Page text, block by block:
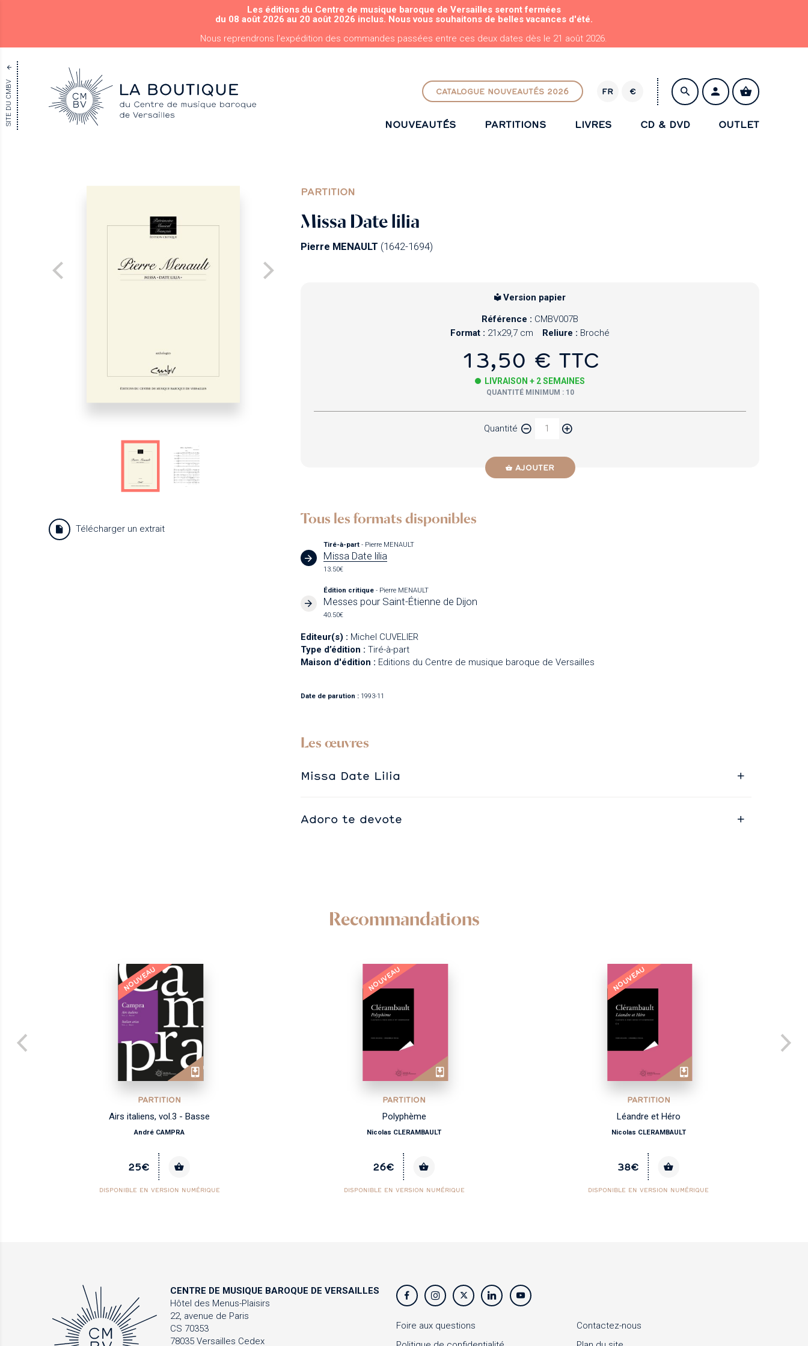
ALLER AU CONTENU PRINCIPAL
Les éditions du Centre de musique baroque de Versailles seront fermées
du 08 août 2026 au 20 août 2026 inclus. Nous vous souhaitons de belles vacances d'été.
Nous reprendrons l'expédition des commandes passées entre ces deux dates dès le 21 août 2026.
SITE DU CMBV CATALOGUE NOUVEAUTÉS 2026 FR
R
€
NOUVEAUTÉS PARTITIONS LIVRES CD & DVD OUTLET
PARTITION
Missa Date lilia
Pierre MENAULT (1642-1694)
Télécharger un extrait
Version papier
Référence : CMBV007B
Format : 21x29,7 cm Reliure : Broché
13,50 € TTC
LIVRAISON + 2 SEMAINES
QUANTITÉ MINIMUM : 10
Quantité
AJOUTER
Tous les formats disponibles
Tiré-à-part- Pierre MENAULT
Missa Date lilia
13.50€
Édition critique- Pierre MENAULT
Messes pour Saint-Étienne de Dijon
40.50€
Editeur(s) : Michel CUVELIER
Type d’édition : Tiré-à-part
Maison d'édition : Editions du Centre de musique baroque de Versailles
Date de parution : 1993-11
Les œuvres
Missa Date Lilia
Adoro te devote
Recommandations
NOUVEAU
PARTITION
Airs italiens, vol.3 - Basse
André CAMPRA
25€
DISPONIBLE EN VERSION NUMÉRIQUE
NOUVEAU
PARTITION
Polyphème
Nicolas CLERAMBAULT
26€
DISPONIBLE EN VERSION NUMÉRIQUE
NOUVEAU
PARTITION
Léandre et Héro
Nicolas CLERAMBAULT
38€
DISPONIBLE EN VERSION NUMÉRIQUE
CENTRE DE MUSIQUE BAROQUE DE VERSAILLES
Hôtel des Menus-Plaisirs
22, avenue de Paris
CS 70353
78035 Versailles Cedex
Foire aux questions
Contactez-nous